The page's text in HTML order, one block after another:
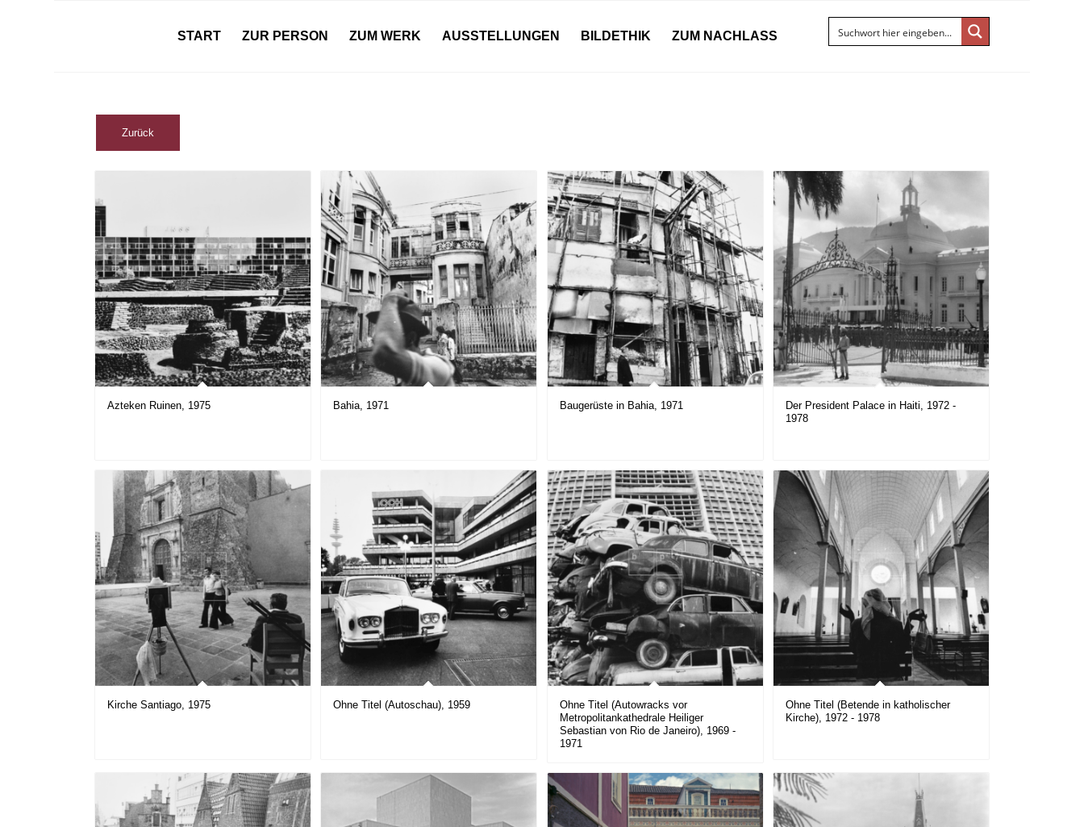
START ZUR PERSON ZUM WERK AUSSTELLUNGEN BILDETHIK ZUM NACHLASS
Azteken Ruinen, 1975 Bahia, 1971 Baugerüste in Bahia, 1971
Der President Palace in Haiti, 1972 -
1978
Kirche Santiago, 1975 Ohne Titel (Autoschau), 1959
Ohne Titel (Autowracks vor
Metropolitankathedrale Heiliger
Sebastian von Rio de Janeiro), 1969 -
1971
Ohne Titel (Betende in katholischer
Kirche), 1972 - 1978